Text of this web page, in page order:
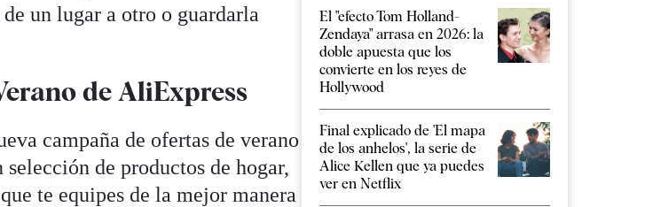
un lugar a otro o guardarla
de AliExpress
campaña de ofertas de verano
selección de productos de hogar,
te equipes de la mejor manera
El "efecto Tom Holland-
Zendaya" arrasa en 2026: la
doble apuesta que los
convierte en los reyes de
Hollywood
Final explicado de 'El mapa
de los anhelos', la serie de
Alice Kellen que ya puedes
ver en Netflix